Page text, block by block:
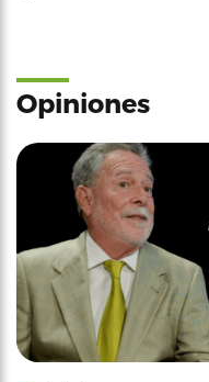
Opiniones